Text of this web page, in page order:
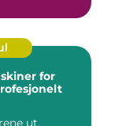
for
ut,